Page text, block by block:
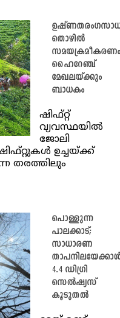
തൊഴിൽ
സമയക്രമീകരണം
ഹൈറേഞ്ച്
മേഖലയ്ക്കും
ബാധകം
ഷിഫ്റ്റ്
വ്യവസ്ഥയിൽ
ജോലി
ഉച്ചയ്ക്ക്
തരത്തിലും
പൊള്ളുന്ന
പാലക്കാട്;
സാധാരണ
4.4 ഡിഗ്രി
സെൽഷ്യസ്
കൂടുതൽ